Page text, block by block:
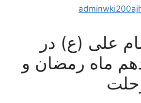
علی (ع) در
ماه رمضان و